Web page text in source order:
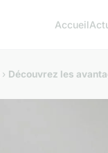
Accueil
› Découvrez les